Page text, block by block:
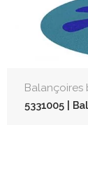
Balançoires
5331005 |